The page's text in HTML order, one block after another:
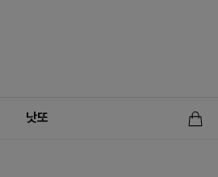
낫또